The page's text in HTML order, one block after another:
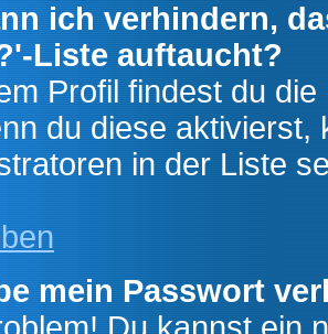
ich verhindern,
Liste auftaucht?
Profil findest du
du diese aktivierst,
in der Liste
mein Passwort